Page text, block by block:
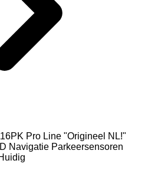
Pro Line "Origineel NL!"
Navigatie Parkeersensoren